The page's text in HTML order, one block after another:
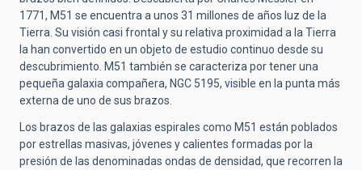
1771, M51 se encuentra a unos 31 millones de años luz de la
Tierra. Su visión casi frontal y su relativa proximidad a la Tierra
la han convertido en un objeto de estudio continuo desde su
descubrimiento. M51 también se caracteriza por tener una
pequeña galaxia compañera, NGC 5195, visible en la punta más
externa de uno de sus brazos.
Los brazos de las galaxias espirales como M51 están poblados
por estrellas masivas, jóvenes y calientes formadas por la
presión de las denominadas ondas de densidad, que recorren la